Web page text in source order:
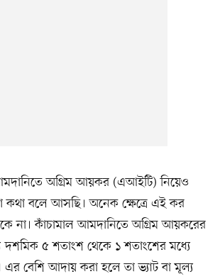
অগ্রিম আয়কর (এআইটি) নিয়েও
কথা বলে আসছি। অনেক ক্ষেত্রে এই কর
না। কাঁচামাল আমদানিতে অগ্রিম আয়করের
৫ শতাংশ থেকে ১ শতাংশের মধ্যে
এর বেশি আদায় করা হলে তা ভ্যাট বা মূল্য